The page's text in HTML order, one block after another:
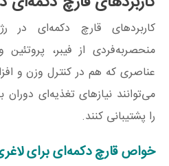
کاربردهای قارچ دکمه‌ای در
منحصربه‌فردی از فیبر،
عناصری که هم در کنترل وزن و
می‌توانند نیازهای تغذیه‌ای
را پشتیبانی کنند.
خواص قارچ دکمه‌ای برای